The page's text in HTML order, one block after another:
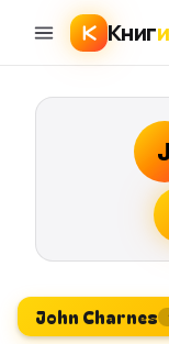
Книг
J
John Charnes